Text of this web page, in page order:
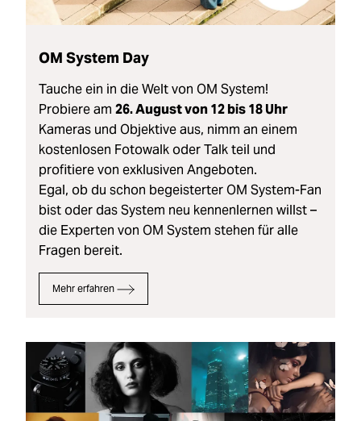
OM System Day
Tauche ein in die Welt von OM System!
Probiere am 26. August von 12 bis 18 Uhr
Kameras und Objektive aus, nimm an einem
kostenlosen Fotowalk oder Talk teil und
profitiere von exklusiven Angeboten.
Egal, ob du schon begeisterter OM System-Fan
bist oder das System neu kennenlernen willst –
die Experten von OM System stehen für alle
Fragen bereit.
Mehr erfahren